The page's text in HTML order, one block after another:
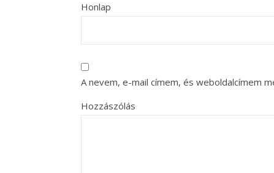
Honlap
A nevem, e-mail címem, és weboldalcímem
Hozzászólás